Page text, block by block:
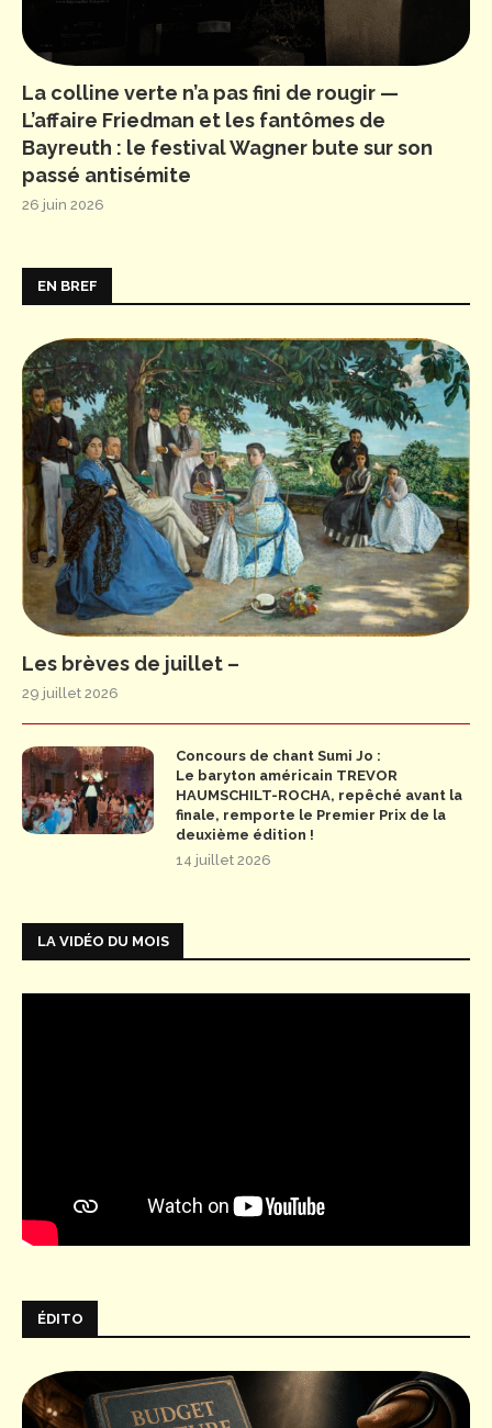
La colline verte n’a pas fini de rougir —
L’affaire Friedman et les fantômes de
Bayreuth : le festival Wagner bute sur son
passé antisémite
26 juin 2026
EN BREF
Les brèves de juillet –
29 juillet 2026
Concours de chant Sumi Jo :
Le baryton américain TREVOR
HAUMSCHILT-ROCHA, repêché avant la
finale, remporte le Premier Prix de la
deuxième édition !
14 juillet 2026
LA VIDÉO DU MOIS
ÉDITO